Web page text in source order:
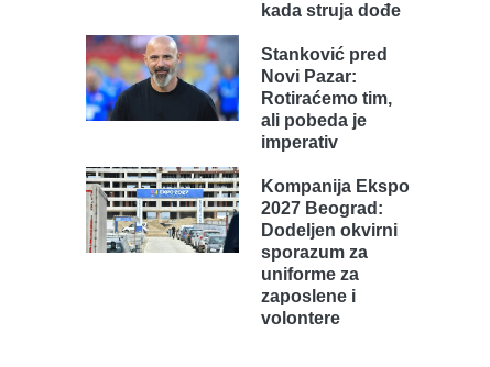
kada struja dođe
Stanković pred
Novi Pazar:
Rotiraćemo tim,
ali pobeda je
imperativ
Kompanija Ekspo
2027 Beograd:
Dodeljen okvirni
sporazum za
uniforme za
zaposlene i
volontere